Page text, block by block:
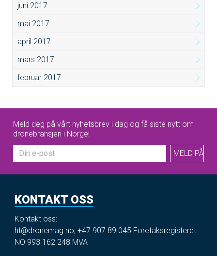
juni 2017
mai 2017
april 2017
mars 2017
februar 2017
Meld deg på vårt nyhetsbrev i dag og få siste nytt om
dronebransjen i Norge!
KONTAKT OSS
Kontakt oss:
ht@dronemag.no, +47 907 89 045 Foretaksregisteret
NO 993 162 248 MVA